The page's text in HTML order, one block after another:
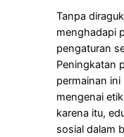
Tanpa
menghadapi
pengaturan
Peningkatan
permainan
mengenai
karena itu,
sosial dalam